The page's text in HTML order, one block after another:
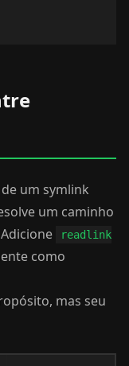
um symlink
um caminho
readlink
como
mas seu